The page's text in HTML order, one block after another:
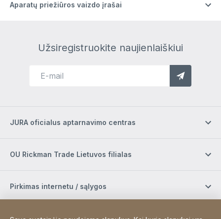
Aparatų priežiūros vaizdo įrašai
Užsiregistruokite naujienlaiškiui
JURA oficialus aptarnavimo centras
OU Rickman Trade Lietuvos filialas
Pirkimas internetu / sąlygos